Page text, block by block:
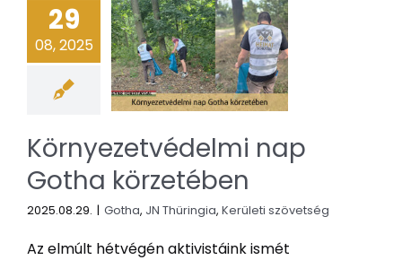
29
08, 2025
Környezetvédelmi nap
Gotha körzetében
2025.08.29. | Gotha, JN Thüringia, Kerületi szövetség
Az elmúlt hétvégén aktivistáink ismét